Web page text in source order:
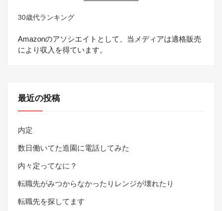
30歳代ランキング
Amazonのアソシエイトとして、当メディアは適格販売
により収入を得ています。
最近の投稿
内定
数日働いてた造園に電話してみた
内々定ってなに？
転職先がみつからなかったりレンジが壊れたり
転職先を探してます